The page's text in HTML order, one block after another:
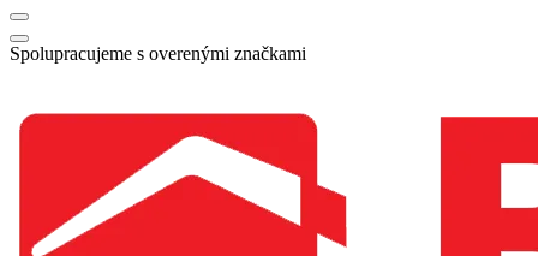
Spolupracujeme s overenými značkami